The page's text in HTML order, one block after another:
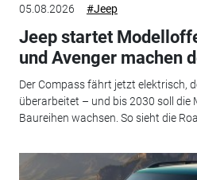
05.08.2026 #Jeep
Jeep startet
und Avenger machen
Der Compass fährt jetzt elektrisch,
überarbeitet – und bis 2030 soll die
Baureihen wachsen. So sieht die